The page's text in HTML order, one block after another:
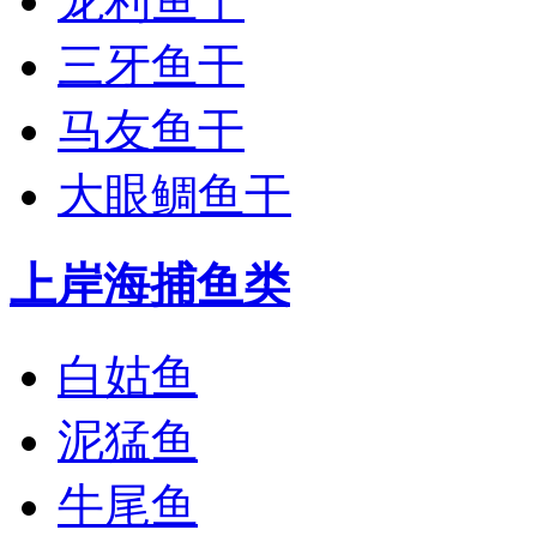
三牙鱼干
马友鱼干
大眼鲷鱼干
上岸海捕鱼类
白姑鱼
泥猛鱼
牛尾鱼